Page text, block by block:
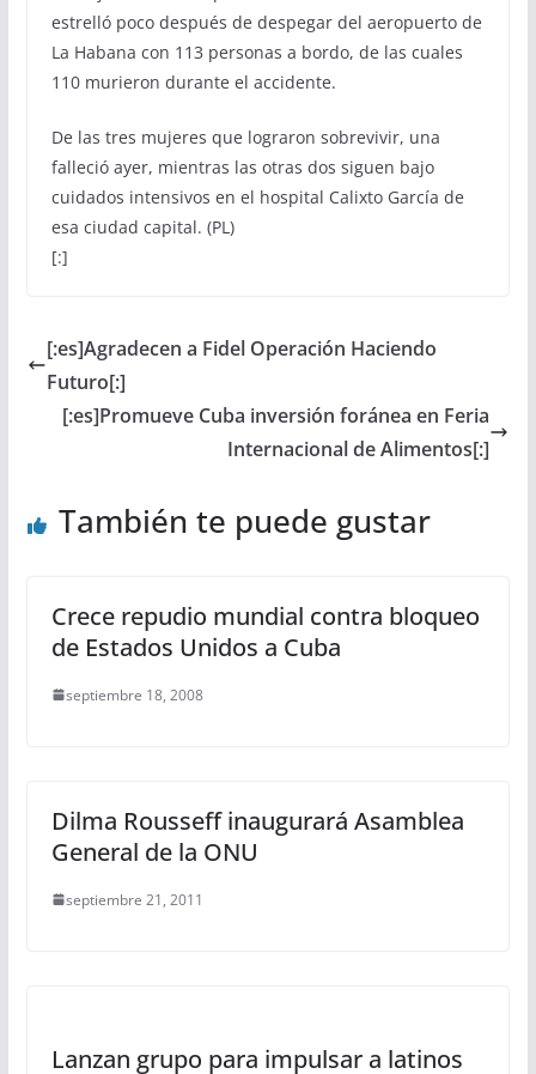
estrelló poco después de despegar del aeropuerto de
La Habana con 113 personas a bordo, de las cuales
110 murieron durante el accidente.
De las tres mujeres que lograron sobrevivir, una
falleció ayer, mientras las otras dos siguen bajo
cuidados intensivos en el hospital Calixto García de
esa ciudad capital. (PL)
[:]
[:es]Agradecen a Fidel Operación Haciendo
Futuro[:]
[:es]Promueve Cuba inversión foránea en Feria
Internacional de Alimentos[:]
También te puede gustar
Crece repudio mundial contra bloqueo
de Estados Unidos a Cuba
septiembre 18, 2008
Dilma Rousseff inaugurará Asamblea
General de la ONU
septiembre 21, 2011
Lanzan grupo para impulsar a latinos